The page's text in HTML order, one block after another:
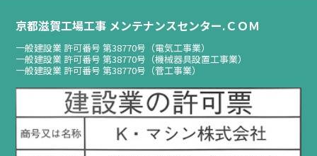
京都滋賀工場工事 メンテナンスセンター.ＣＯＭ
一般建設業 許可番号 第38770号（電気工事業）
一般建設業 許可番号 第38770号（機械器具設置工事業）
一般建設業 許可番号 第38770号（菅工事業）